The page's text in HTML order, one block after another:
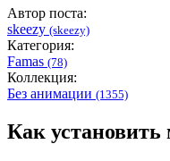
Автор поста:
skeezy (skeezy)
Категория:
Famas (78)
Коллекция:
Без анимации (1355)
Как установить